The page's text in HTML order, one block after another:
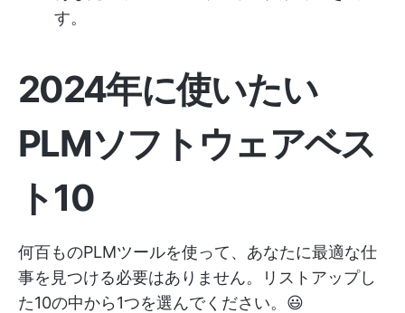
す。
2024年に使いたい
PLMソフトウェアベス
ト10
何百ものPLMツールを使って、あなたに最適な仕
事を見つける必要はありません。リストアップし
た10の中から1つを選んでください。😃